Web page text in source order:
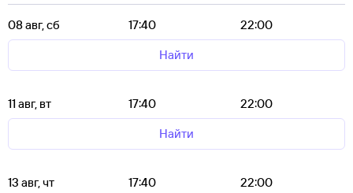
08 авг, сб 17:40
22:00
Найти
11 авг, вт 17:40
22:00
Найти
13 авг, чт 17:40
22:00